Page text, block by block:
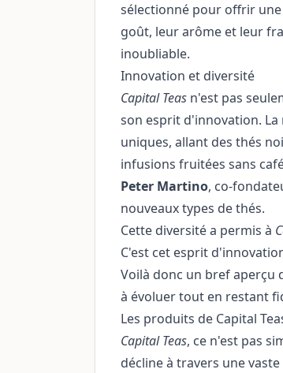
sélectionné pour offrir
goût, leur arôme et leur
inoubliable.
Innovation et diversité
Capital Teas n'est pas
son esprit d'innovation.
uniques, allant des thés
infusions fruitées sans
Peter Martino, co-
nouveaux types de thés.
Cette diversité a permis à
C'est cet esprit
Voilà donc un bref aperçu
à évoluer tout en restant
Les produits de Capital
Capital Teas, ce n'est pas
décline à travers une